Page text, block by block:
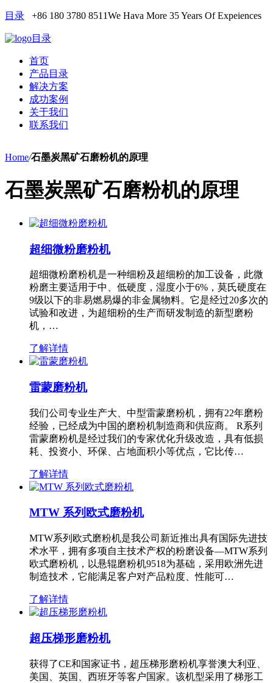
目录 +86 180 3780 8511We Hava More 35 Years Of Expeiences
目录
首页
产品目录
解决方案
成功案例
关于我们
联系我们
Home/石墨炭黑矿石磨粉机的原理
石墨炭黑矿石磨粉机的原理
超细微粉磨粉机
超细微粉磨粉机是一种细粉及超细粉的加工设备，此微
粉磨主要适用于中、低硬度，湿度小于6%，莫氏硬度在
9级以下的非易燃易爆的非金属物料。它是经过20多次的
试验和改进，为超细粉的生产而研发制造的新型磨粉
机，…
了解详情
雷蒙磨粉机
我们公司专业生产大、中型雷蒙磨粉机，拥有22年磨粉
经验，已经成为中国的磨粉机制造商和供应商。 R系列
雷蒙磨粉机是经过我们的专家优化升级改造，具有低损
耗、投资小、环保、占地面积小等优点，它比传…
了解详情
MTW 系列欧式磨粉机
MTW系列欧式磨粉机是我公司新近推出具有国际先进技
术水平，拥有多项自主技术产权的粉磨设备—MTW系列
欧式磨粉机，以悬辊磨粉机9518为基础，采用欧洲先进
制造技术，它能满足客户对产品粒度、性能可…
了解详情
超压梯形磨粉机
获得了CE和国家证书，超压梯形磨粉机享誉澳大利亚、
美国、英国、西班牙等客户国家。该机型采用了梯形工